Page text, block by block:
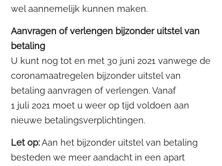
wel aannemelijk kunnen maken.
Aanvragen of verlengen bijzonder uitstel van
betaling
U kunt nog tot en met 30 juni 2021 vanwege de
coronamaatregelen bijzonder uitstel van
betaling aanvragen of verlengen. Vanaf
1 juli 2021 moet u weer op tijd voldoen aan
nieuwe betalingsverplichtingen.
Let op:Aan het bijzonder uitstel van betaling
besteden we meer aandacht in een apart